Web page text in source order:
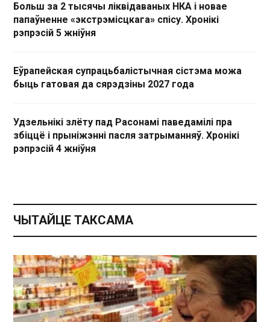
Больш за 2 тысячы ліквідаваных НКА і новае
папаўненне «экстрэмісцкага» спісу. Хронікі
рэпрэсій 5 жніўня
Еўрапейская супрацьбалістычная сістэма можа
быць гатовая да сярэдзіны 2027 года
Удзельнікі злёту пад Расонамі паведамілі пра
збіццё і прыніжэнні пасля затрыманняў. Хронікі
рэпрэсій 4 жніўня
ЧЫТАЙЦЕ ТАКСАМА